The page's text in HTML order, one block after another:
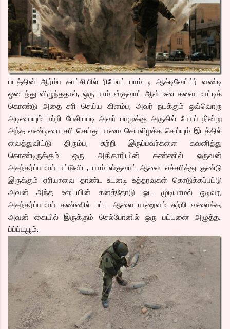
படத்தின் ஆர்ம்ப காட்சியில் ரிமோட் பாம் டி ஆக்டிவேட்ட்ர் வண்டி
ஒடைந்து விழுந்ததால், ஒரு பாம் ஸ்குவாட் ஆள் உடைகளை மாட்டிக்
கொண்டு அதை சரி செய்ய கிளம்ப, அவர் நடக்கும் ஒவ்வொரு
அடியையும் பற்றி பேசியபடி அவர் பாமுக்கு அருகில் போய் நின்று
அந்த வண்டியை சரி செய்து பாமை செயலிழக்க செய்யும் இடத்தில்
வைத்துவிட்டு திரும்ப, சுற்றி இருப்பவர்களை கவனித்து
கொண்டிருக்கும் ஒரு அதிகாரியின் கண்ணில் ஒருவன்
அசந்தர்ப்பமாய் பட்டுவிட, பாம் ஸ்குவாட் ஆளை எச்சரித்து குண்டு
இருக்கும் ஏரியாவை தாண்ட உடனடி உத்தரவுகள் கொடுக்கப்பட்டு
அவன் அந்த உடையின் கனத்தோடு ஓட முடியாமல் ஓடிவர,
அசந்தர்ப்பமாய் கண்ணில் பட்ட ஆளை ராணுவம் சுற்றி வளைக்க,
அவன் கையில் இருக்கும் செல்போனில் ஒரு பட்டனை அழுத்த..
ப்ப்ப்பூபூம்.